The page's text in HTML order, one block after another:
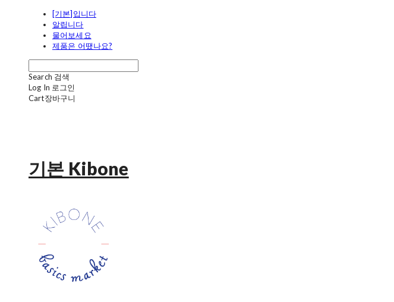
[기본]입니다
알립니다
물어보세요
제품은 어땠나요?
Search 검색
Log In 로그인
Cart장바구니
기본 Kibone